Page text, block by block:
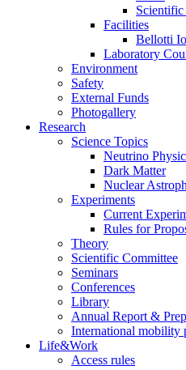
Scientific
Facilities
Bellotti
Laboratory
Environment
Safety
External Funds
Photogallery
Research
Science Topics
Neutrino
Dark Matter
Nuclear
Experiments
Current
Rules for
Theory
Scientific Committee
Seminars
Conferences
Library
Annual Report &
International mobility
Life&Work
Access rules